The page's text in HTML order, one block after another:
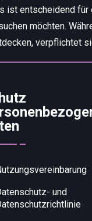
ist entscheidend für
möchten.
verpflichtet
und